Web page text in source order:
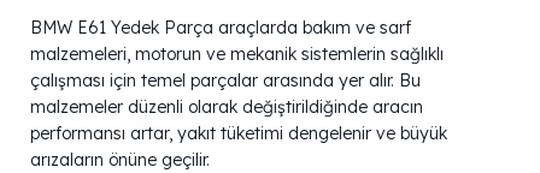
BMW E61 Yedek Parça araçlarda bakım ve sarf
malzemeleri, motorun ve mekanik sistemlerin sağlıklı
çalışması için temel parçalar arasında yer alır. Bu
malzemeler düzenli olarak değiştirildiğinde aracın
performansı artar, yakıt tüketimi dengelenir ve büyük
arızaların önüne geçilir.